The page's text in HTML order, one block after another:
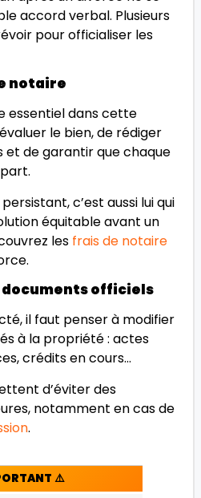
accord verbal. Plusieurs
pour officialiser les
notaire
essentiel dans cette
le bien, de rédiger
et de garantir que chaque
c’est aussi lui qui
équitable avant un
les frais de notaire
documents officiels
il faut penser à modifier
à la propriété : actes
crédits en cours…
d’éviter des
notamment en cas de
.
⚠️